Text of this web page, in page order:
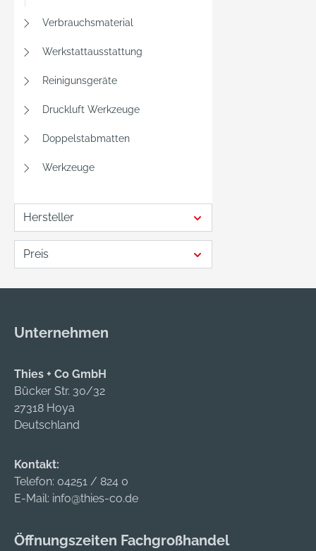
Verbrauchsmaterial
Werkstattausstattung
Reinigunsgeräte
Druckluft Werkzeuge
Doppelstabmatten
Werkzeuge
Hersteller
Preis
Unternehmen
Thies + Co GmbH
Bücker Str. 30/32
27318 Hoya
Deutschland
Kontakt:
Telefon: 04251 / 824 0
E-Mail: info@thies-co.de
Öffnungszeiten Fachgroßhandel